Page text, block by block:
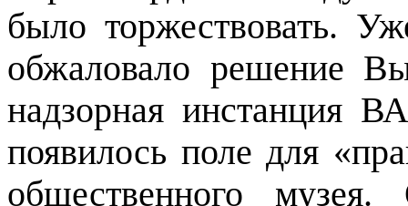
было торжествовать.
обжаловало решение
надзорная инстанция
появилось поле для
общественного